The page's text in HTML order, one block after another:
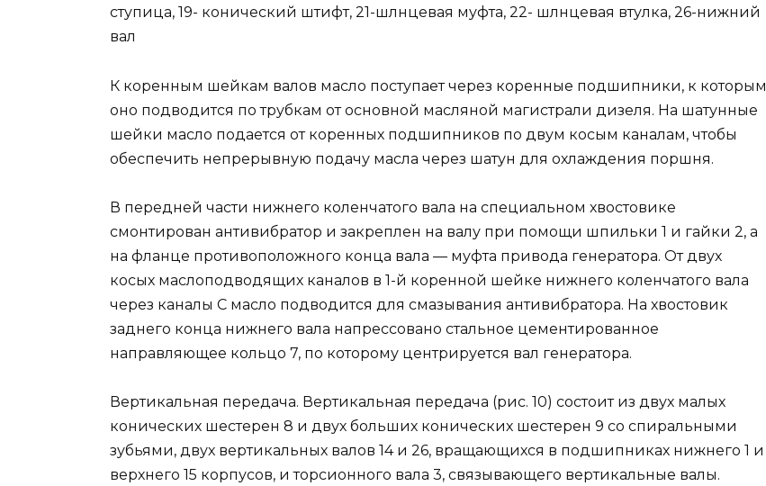
ступица, 19- конический штифт, 21-шлнцевая муфта, 22- шлнцевая втулка, 26-нижний
вал
К коренным шейкам валов масло поступает через коренные подшипники, к которым
оно подводится по трубкам от основной масляной магистрали дизеля. На шатунные
шейки масло подается от коренных подшипников по двум косым каналам, чтобы
обеспечить непрерывную подачу масла через шатун для охлаждения поршня.
В передней части нижнего коленчатого вала на специальном хвостовике
смонтирован антивибратор и закреплен на валу при помощи шпильки 1 и гайки 2, а
на фланце противоположного конца вала — муфта привода генератора. От двух
косых маслоподводящих каналов в 1-й коренной шейке нижнего коленчатого вала
через каналы С масло подводится для смазывания антивибратора. На хвостовик
заднего конца нижнего вала напрессовано стальное цементированное
направляющее кольцо 7, по которому центрируется вал генератора.
Вертикальная передача. Вертикальная передача (рис. 10) состоит из двух малых
конических шестерен 8 и двух больших конических шестерен 9 со спиральными
зубьями, двух вертикальных валов 14 и 26, вращающихся в подшипниках нижнего 1 и
верхнего 15 корпусов, и торсионного вала 3, связывающего вертикальные валы.